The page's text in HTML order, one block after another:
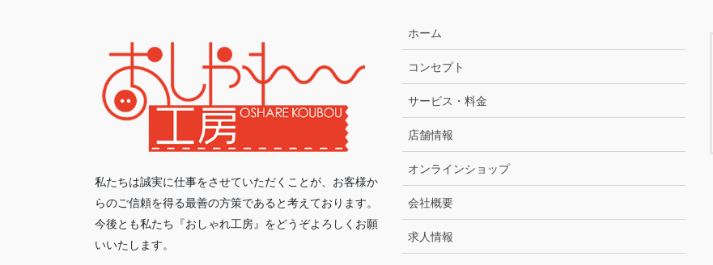
私たちは誠実に仕事をさせていただくことが、お客様か
らのご信頼を得る最善の方策であると考えております。
今後とも私たち『おしゃれ工房』をどうぞよろしくお願
いいたします。
ホーム
コンセプト
サービス・料金
店舗情報
オンラインショップ
会社概要
求人情報